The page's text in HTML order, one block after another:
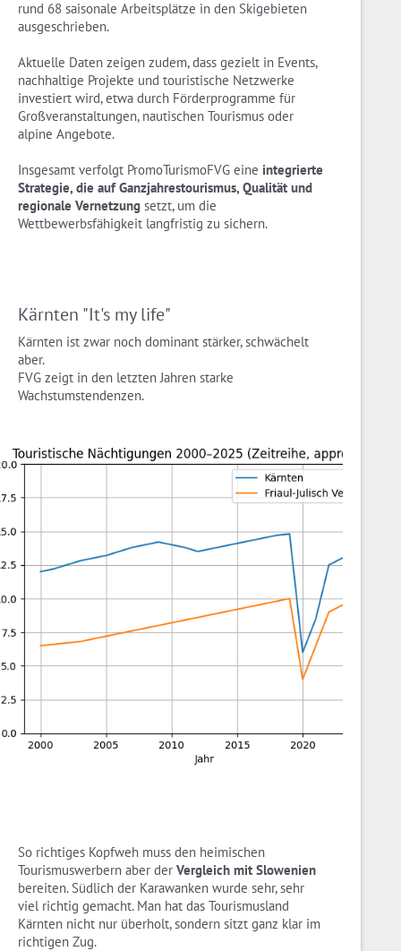
rund 68 saisonale Arbeitsplätze in den Skigebieten
ausgeschrieben.
Aktuelle Daten zeigen zudem, dass gezielt in Events,
nachhaltige Projekte und touristische Netzwerke
investiert wird, etwa durch Förderprogramme für
Großveranstaltungen, nautischen Tourismus oder
alpine Angebote.
Insgesamt verfolgt PromoTurismoFVG eine integrierte
Strategie, die auf Ganzjahrestourismus, Qualität und
regionale Vernetzung setzt, um die
Wettbewerbsfähigkeit langfristig zu sichern.
Kärnten "It's my life"
Kärnten ist zwar noch dominant stärker, schwächelt
aber.
FVG zeigt in den letzten Jahren starke
Wachstumstendenzen.
So richtiges Kopfweh muss den heimischen
Tourismuswerbern aber der Vergleich mit Slowenien
bereiten. Südlich der Karawanken wurde sehr, sehr
viel richtig gemacht. Man hat das Tourismusland
Kärnten nicht nur überholt, sondern sitzt ganz klar im
richtigen Zug.